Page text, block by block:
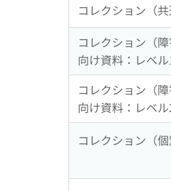
コレクション（共
コレクション（
向け資料：レベル
コレクション（
向け資料：レベル
コレクション（個